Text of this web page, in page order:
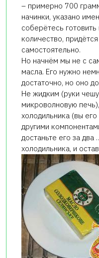
– примерно 700
начинки, указано
соберётесь
количество,
самостоятельно.
Но начнём мы не с
масла. Его нужно
достаточно, но оно
Не жидким (руки
микроволновую
холодильника (вы
другими
достаньте его за два
холодильника, и